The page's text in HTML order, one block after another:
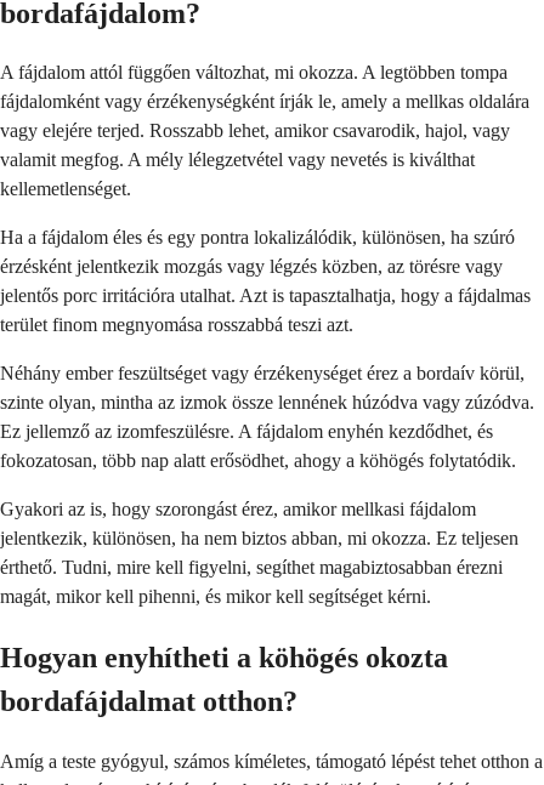
bordafájdalom?
A fájdalom attól függően változhat, mi okozza. A legtöbben tompa
fájdalomként vagy érzékenységként írják le, amely a mellkas oldalára
vagy elejére terjed. Rosszabb lehet, amikor csavarodik, hajol, vagy
valamit megfog. A mély lélegzetvétel vagy nevetés is kiválthat
kellemetlenséget.
Ha a fájdalom éles és egy pontra lokalizálódik, különösen, ha szúró
érzésként jelentkezik mozgás vagy légzés közben, az törésre vagy
jelentős porc irritációra utalhat. Azt is tapasztalhatja, hogy a fájdalmas
terület finom megnyomása rosszabbá teszi azt.
Néhány ember feszültséget vagy érzékenységet érez a bordaív körül,
szinte olyan, mintha az izmok össze lennének húzódva vagy zúzódva.
Ez jellemző az izomfeszülésre. A fájdalom enyhén kezdődhet, és
fokozatosan, több nap alatt erősödhet, ahogy a köhögés folytatódik.
Gyakori az is, hogy szorongást érez, amikor mellkasi fájdalom
jelentkezik, különösen, ha nem biztos abban, mi okozza. Ez teljesen
érthető. Tudni, mire kell figyelni, segíthet magabiztosabban érezni
magát, mikor kell pihenni, és mikor kell segítséget kérni.
Hogyan enyhítheti a köhögés okozta
bordafájdalmat otthon?
Amíg a teste gyógyul, számos kíméletes, támogató lépést tehet otthon a